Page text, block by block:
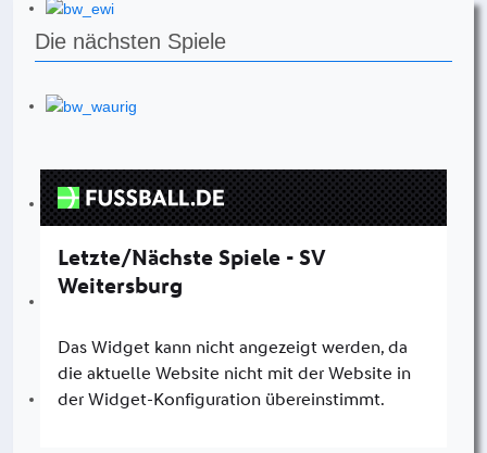
Die nächsten Spiele